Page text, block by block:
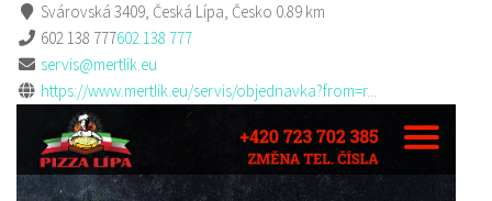
Svárovská 3409, Česká Lípa, Česko 0.89 km
602 138 777602 138 777
servis@mertlik.eu
https://www.mertlik.eu/servis/objednavka?from=r...